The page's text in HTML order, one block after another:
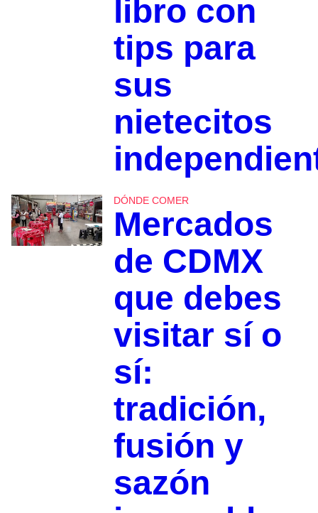
libro con
tips para
sus
nietecitos
DÓNDE COMER
Mercados
de CDMX
que debes
visitar sí o
sí:
tradición,
fusión y
sazón